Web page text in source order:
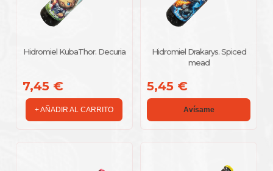
Hidromiel KubaThor. Decuria
7,45 €
+ AÑADIR AL CARRITO
Hidromiel Drakarys. Spiced
mead
5,45 €
Avísame